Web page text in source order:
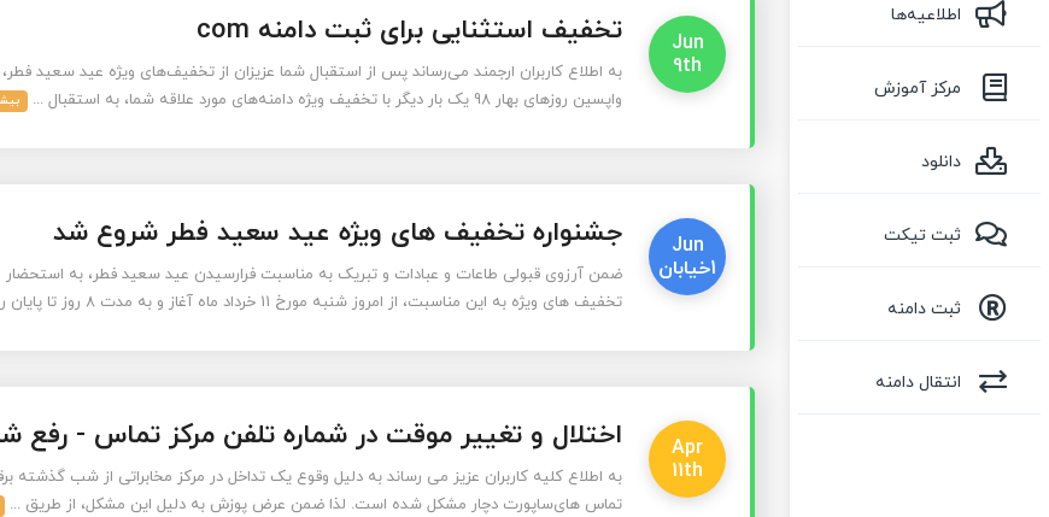
اطلاعیه‌ها
مرکز آموزش
دانلود
ثبت تیکت
ثبت دامنه
انتقال دامنه
Jun
9th
تخفیف استثنایی برای ثبت دامنه com
به اطلاع کاربران ارجمند می‌رساند پس از استقبال شما عزیزان از تخفیف‌های ویژه عید سعید
واپسین روزهای بهار 98 یک بار دیگر با تخفیف ویژه دامنه‌های مورد علاقه شما، به استقبال ...
Jun
1خیابان
جشنواره تخفیف های ویژه عید سعید فطر شروع شد
ضمن آرزوی قبولی طاعات و عبادات و تبریک به مناسبت فرارسیدن عید سعید فطر، به استحضار
تخفیف های ویژه به این مناسبت، از امروز شنبه مورخ 11 خرداد ماه آغاز و به مدت 8 روز تا پایان روز ...
Apr
11th
اختلال و تغییر موقت در شماره تلفن مرکز تماس - رفع
به اطلاع کلیه کاربران عزیز می رساند به دلیل وقوع یک تداخل در مرکز مخابراتی از شب گذشته
تماس های‌ساپورت دچار مشکل شده است. لذا ضمن عرض پوزش به دلیل این مشکل، از طریق ...